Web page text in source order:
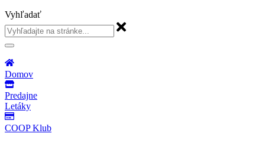
Vyhľadať
Domov
Predajne
Letáky
COOP Klub